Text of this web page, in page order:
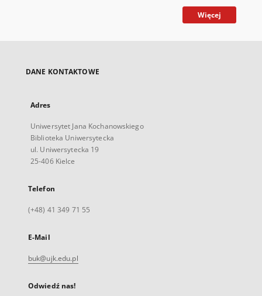
Więcej
DANE KONTAKTOWE
Adres
Uniwersytet Jana Kochanowskiego
Biblioteka Uniwersytecka
ul. Uniwersytecka 19
25-406 Kielce
Telefon
(+48) 41 349 71 55
E-Mail
buk@ujk.edu.pl
Odwiedź nas!